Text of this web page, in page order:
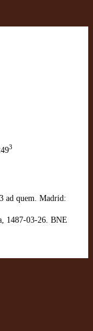
3
ad quem. Madrid:
1487-03-26. BNE